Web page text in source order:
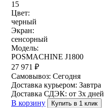
15
Цвет:
черный
Экран:
сенсорный
Модель:
POSMACHINE J1800
27 971 ₽
Самовывоз: Сегодня
Доставка курьером: Завтра
Доставка СДЭК: от 3х дней
В корзину
Купить в 1 клик